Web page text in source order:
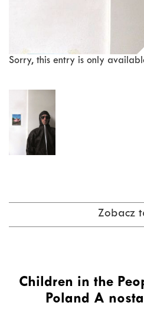
Sorry, this entry is only
Zobacz
Children in the
Poland A